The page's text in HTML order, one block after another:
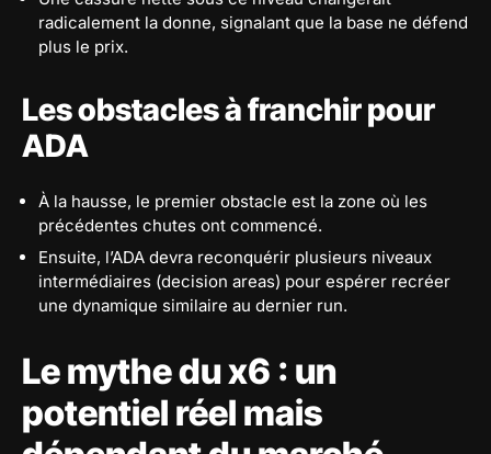
radicalement la donne, signalant que la base ne défend
plus le prix.
Les obstacles à franchir pour
ADA
À la hausse, le premier obstacle est la zone où les
précédentes chutes ont commencé.
Ensuite, l’ADA devra reconquérir plusieurs niveaux
intermédiaires (decision areas) pour espérer recréer
une dynamique similaire au dernier run.
Le mythe du x6 : un
potentiel réel mais